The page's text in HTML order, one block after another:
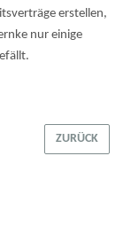
erstellen,
nur einige
ZURÜCK